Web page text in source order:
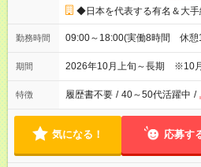
◆日本を代表する有名＆大
勤務時間 09:00～18:00(実働8時間 休憩
期間 2026年10月上旬～長期 ※10月
特徴 履歴書不要 / 40～50代活躍中 /
気になる！ 応募す